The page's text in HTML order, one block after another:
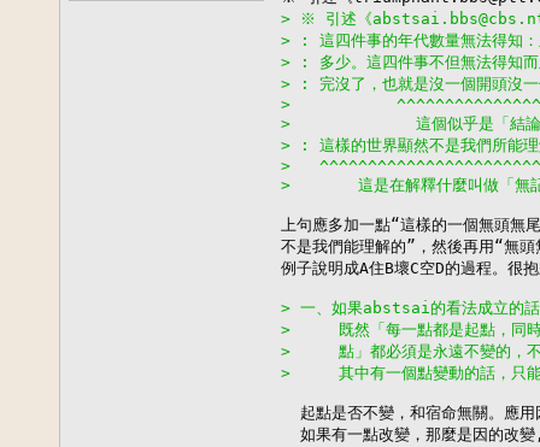
> ※ 引述《
> : 這四件事的年代數量無法得知
> : 多少。這四件事不但無法得知而
> : 完沒了，也就是沒一個開頭沒一
>
>             這個似乎是「結論
> : 這樣的世界顯然不是我們所能理
>
>       這是在解釋什麼叫做「無
上句應多加一點“這樣的一個無頭無
不是我們能理解的”，然後再用“無
例子說明成A住B壞C空D的過程。很
> 一、如果abstsai的看法成立的話
>     既然「每一點都是起點，同時
>     點」都必須是永遠不變的，不
>     其中有一個點變動的話，只能
起點是否不變，和宿命無關。應
如果有一點改變，那麼是因的改